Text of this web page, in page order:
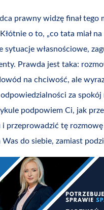
prawny widzę finał tego
o to, „co tata miał na
sytuacje własnościowe,
Prawda jest taka:
na chciwość, ale
za spokój
podpowiem Ci, jak
przeprowadzić tę
Was do siebie, zamiast